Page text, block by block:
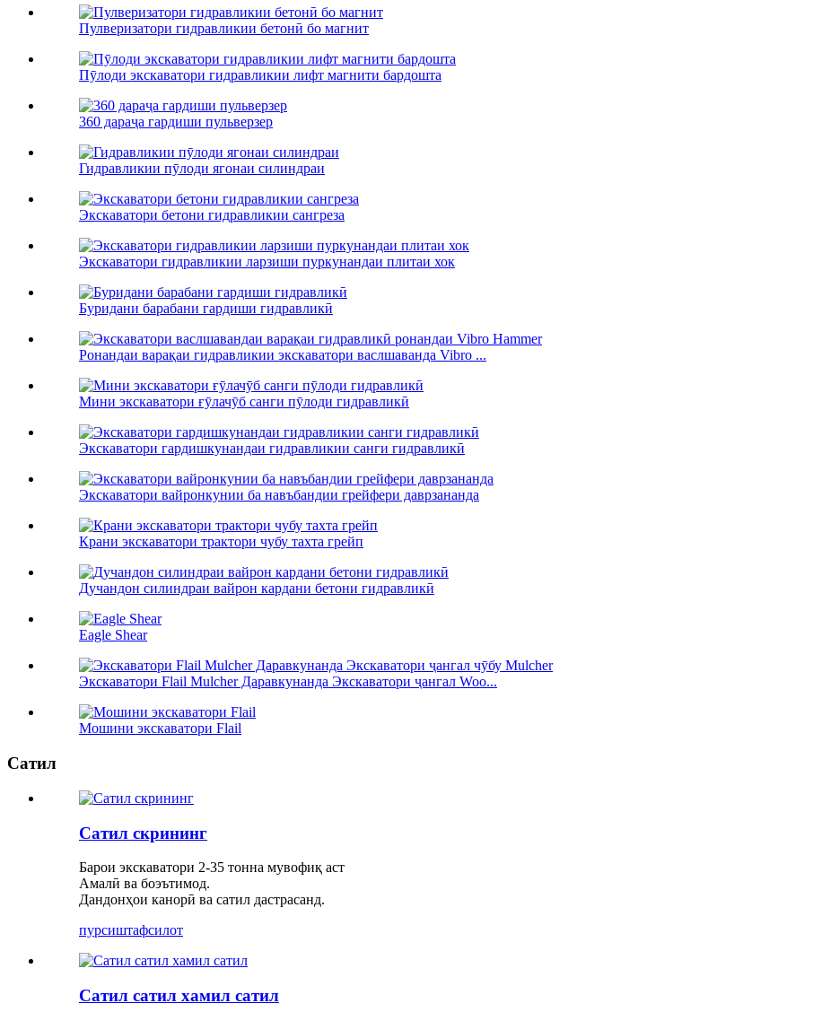
Пулверизатори гидравликии бетонӣ бо магнит
Пӯлоди экскаватори гидравликии лифт магнити бардошта
360 дараҷа гардиши пульверзер
Гидравликии пӯлоди ягонаи силиндраи
Экскаватори бетони гидравликии сангреза
Экскаватори гидравликии ларзиши пуркунандаи плитаи хок
Буридани барабани гардиши гидравликӣ
Ронандаи варақаи гидравликии экскаватори васлшаванда Vibro ...
Мини экскаватори ғӯлачӯб санги пӯлоди гидравликӣ
Экскаватори гардишкунандаи гидравликии санги гидравликӣ
Экскаватори вайронкунии ба навъбандии грейфери даврзананда
Крани экскаватори трактори чубу тахта грейп
Дучандон силиндраи вайрон кардани бетони гидравликӣ
Eagle Shear
Экскаватори Flail Mulcher Даравкунанда Экскаватори ҷангал Woo...
Мошини экскаватори Flail
Сатил
Сатил скрининг
Барои экскаватори 2-35 тонна мувофиқ аст
Амалӣ ва боэътимод.
Дандонҳои канорӣ ва сатил дастрасанд.
пурсиштафсилот
Сатил сатил хамил сатил